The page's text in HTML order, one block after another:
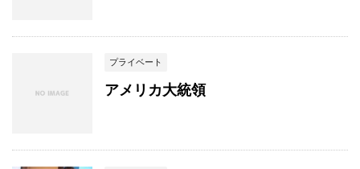
プライベート
アメリカ大統領